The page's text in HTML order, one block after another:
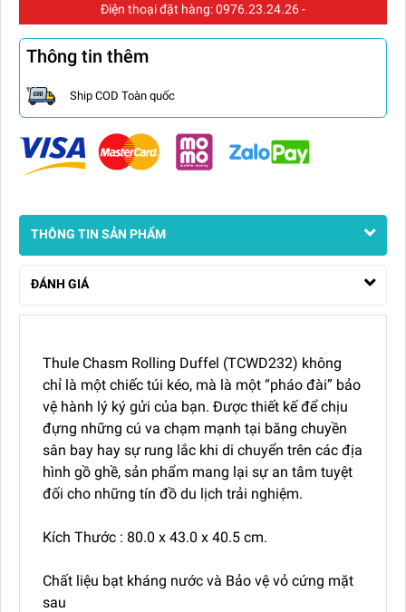
Điện thoại đặt hàng:0976.23.24.26-
Thông tin thêm
Ship COD Toàn quốc
THÔNG TIN SẢN PHẨM
ĐÁNH GIÁ
Thule Chasm Rolling Duffel (TCWD232) không
chỉ là một chiếc túi kéo, mà là một “pháo đài” bảo
vệ hành lý ký gửi của bạn. Được thiết kế để chịu
đựng những cú va chạm mạnh tại băng chuyền
sân bay hay sự rung lắc khi di chuyển trên các địa
hình gồ ghề, sản phẩm mang lại sự an tâm tuyệt
đối cho những tín đồ du lịch trải nghiệm.
Kích Thước : 80.0 x 43.0 x 40.5 cm.
Chất liệu bạt kháng nước và Bảo vệ vỏ cứng mặt
sau